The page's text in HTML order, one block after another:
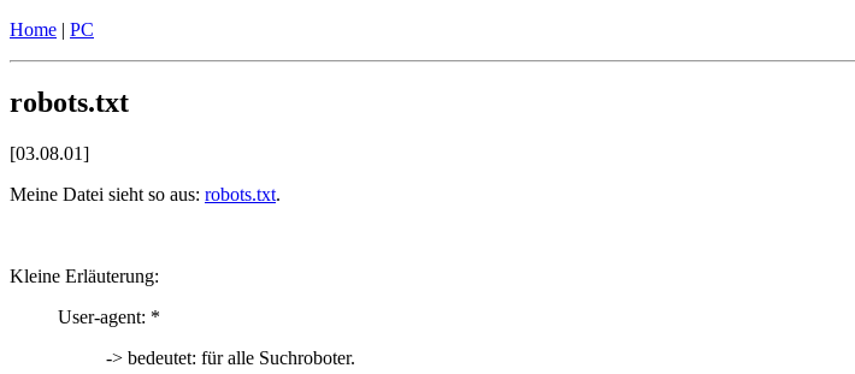
Home | PC
robots.txt
[03.08.01]
Meine Datei sieht so aus: robots.txt.
Kleine Erläuterung:
User-agent: *
-> bedeutet: für alle Suchroboter.